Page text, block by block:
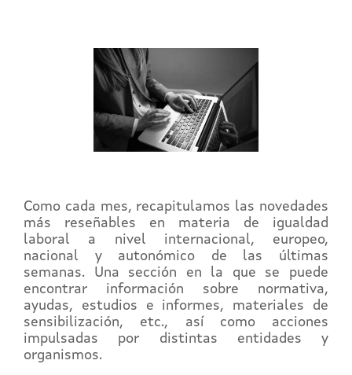
Como cada mes, recapitulamos las novedades
más reseñables en materia de igualdad
laboral a nivel internacional, europeo,
nacional y autonómico de las últimas
semanas. Una sección en la que se puede
encontrar información sobre normativa,
ayudas, estudios e informes, materiales de
sensibilización, etc., así como acciones
impulsadas por distintas entidades y
organismos.